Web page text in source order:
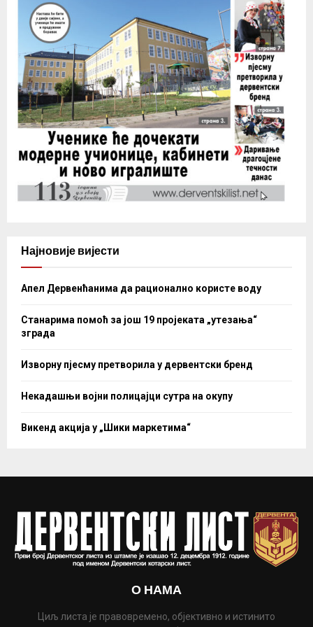
Најновије вијести
Апел Дервенћанима да рационално користе воду
Станарима помоћ за још 19 пројеката „утезања“
зграда
Изворну пјесму претворила у дервентски бренд
Некадашњи војни полицајци сутра на окупу
Викенд акција у „Шики маркетима“
О НАМА
Циљ листа је правовремено, објективно и истинито